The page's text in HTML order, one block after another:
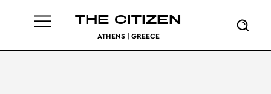
THE CITIZEN
ATHENS | GREECE